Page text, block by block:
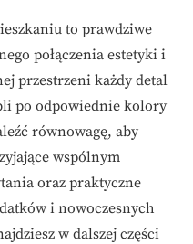
to prawdziwe
połączenia estetyki i
przestrzeni każdy detal
po odpowiednie kolory
równowagę, aby
wspólnym
oraz praktyczne
i nowoczesnych
w dalszej części